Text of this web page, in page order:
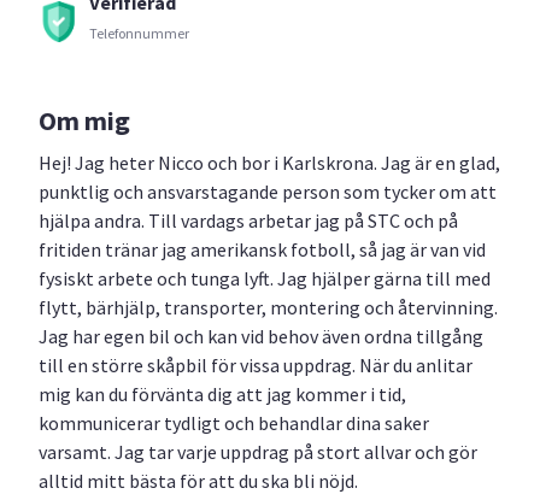
Telefonnummer
Om mig
Hej! Jag heter Nicco och bor i Karlskrona. Jag är en glad,
punktlig och ansvarstagande person som tycker om att
hjälpa andra. Till vardags arbetar jag på STC och på
fritiden tränar jag amerikansk fotboll, så jag är van vid
fysiskt arbete och tunga lyft. Jag hjälper gärna till med
flytt, bärhjälp, transporter, montering och återvinning.
Jag har egen bil och kan vid behov även ordna tillgång
till en större skåpbil för vissa uppdrag. När du anlitar
mig kan du förvänta dig att jag kommer i tid,
kommunicerar tydligt och behandlar dina saker
varsamt. Jag tar varje uppdrag på stort allvar och gör
alltid mitt bästa för att du ska bli nöjd.